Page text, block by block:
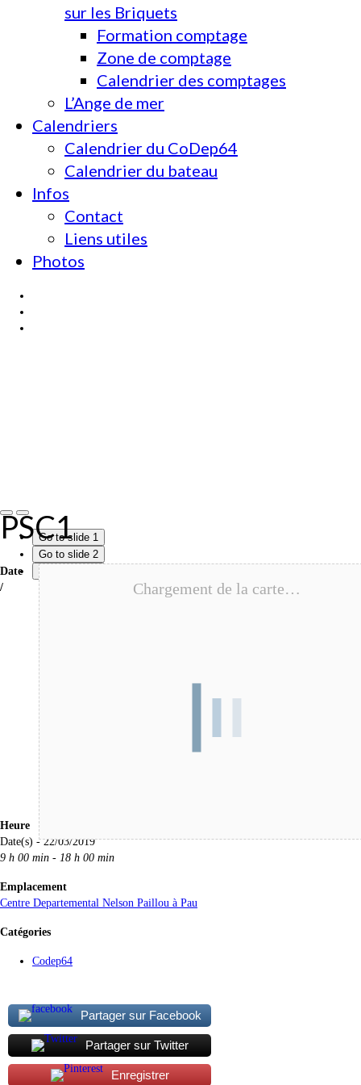
sur les Briquets
Formation comptage
Zone de comptage
Calendrier des comptages
L’Ange de mer
Calendriers
Calendrier du CoDep64
Calendrier du bateau
Infos
Contact
Liens utiles
Photos
Go to slide 1
Go to slide 2
Go to slide 3
PSC1
Chargement de la carte…
Date
/
Heure
Date(s) - 22/03/2019
9 h 00 min - 18 h 00 min
Emplacement
Centre Departemental Nelson Paillou à Pau
Catégories
Codep64
Partager sur Facebook
Partager sur Twitter
Enregistrer